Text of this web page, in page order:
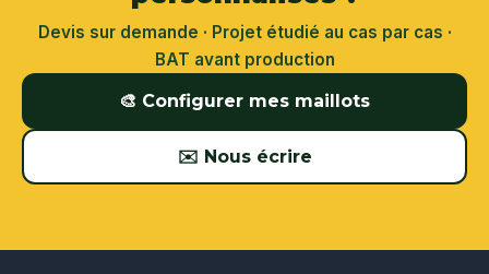
Devis sur demande · Projet étudié au cas par cas ·
BAT avant production
🎨 Configurer mes maillots
✉️ Nous écrire